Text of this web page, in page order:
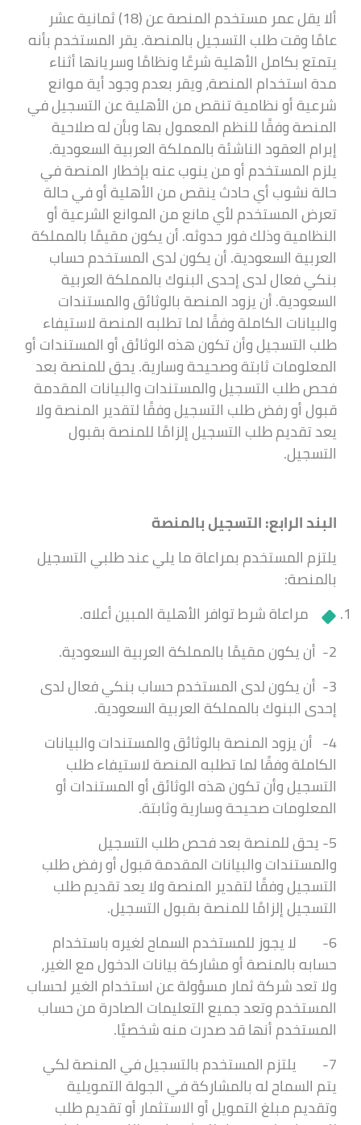
ألا يقل عمر مستخدم المنصة عن (18) ثمانية عشر
عامًا وقت طلب التسجيل بالمنصة. يقر المستخدم بأنه
يتمتع بكامل الأهلية شرعًا ونظامًا وسريانها أثناء
مدة استخدام المنصة، ويقر بعدم وجود أية موانع
شرعية أو نظامية تنقص من الأهلية عن التسجيل في
المنصة وفقًا للنظم المعمول بها وبأن له صلاحية
إبرام العقود الناشئة بالمملكة العربية السعودية.
يلزم المستخدم أو من ينوب عنه بإخطار المنصة في
حالة نشوب أي حادث ينقص من الأهلية أو في حالة
تعرض المستخدم لأي مانع من الموانع الشرعية أو
النظامية وذلك فور حدوثه. أن يكون مقيمًا بالمملكة
العربية السعودية. أن يكون لدى المستخدم حساب
بنكي فعال لدى إحدى البنوك بالمملكة العربية
السعودية. أن يزود المنصة بالوثائق والمستندات
والبيانات الكاملة وفقًا لما تطلبه المنصة لاستيفاء
طلب التسجيل وأن تكون هذه الوثائق أو المستندات أو
المعلومات ثابتة وصحيحة وسارية. يحق للمنصة بعد
فحص طلب التسجيل والمستندات والبيانات المقدمة
قبول أو رفض طلب التسجيل وفقًا لتقدير المنصة ولا
يعد تقديم طلب التسجيل إلزامًا للمنصة بقبول
التسجيل.
البند الرابع: التسجيل بالمنصة
يلتزم المستخدم بمراعاة ما يلي عند طلبي التسجيل
بالمنصة:
مراعاة شرط توافر الأهلية المبين أعلاه.
2- أن يكون مقيمًا بالمملكة العربية السعودية.
3- أن يكون لدى المستخدم حساب بنكي فعال لدى
إحدى البنوك بالمملكة العربية السعودية.
4- أن يزود المنصة بالوثائق والمستندات والبيانات
الكاملة وفقًا لما تطلبه المنصة لاستيفاء طلب
التسجيل وأن تكون هذه الوثائق أو المستندات أو
المعلومات صحيحة وسارية وثابتة.
5- يحق للمنصة بعد فحص طلب التسجيل
والمستندات والبيانات المقدمة قبول أو رفض طلب
التسجيل وفقًا لتقدير المنصة ولا يعد تقديم طلب
التسجيل إلزامًا للمنصة بقبول التسجيل.
6- لا يجوز للمستخدم السماح لغيره باستخدام
حسابه بالمنصة أو مشاركة بيانات الدخول مع الغير،
ولا تعد شركة ثمار مسؤولة عن استخدام الغير لحساب
المستخدم وتعد جميع التعليمات الصادرة من حساب
المستخدم أنها قد صدرت منه شخصيًا.
7- يلتزم المستخدم بالتسجيل في المنصة لكي
يتم السماح له بالمشاركة في الجولة التمويلية
وتقديم مبلغ التمويل أو الاستثمار أو تقديم طلب